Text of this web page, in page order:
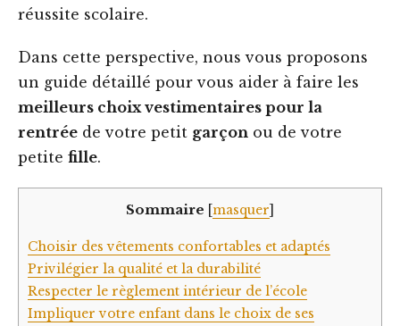
réussite scolaire.
Dans cette perspective, nous vous proposons
un guide détaillé pour vous aider à faire les
meilleurs choix vestimentaires pour la
rentrée de votre petit garçon ou de votre
petite fille.
Sommaire masquer
Choisir des vêtements confortables et adaptés
Privilégier la qualité et la durabilité
Respecter le règlement intérieur de l’école
Impliquer votre enfant dans le choix de ses